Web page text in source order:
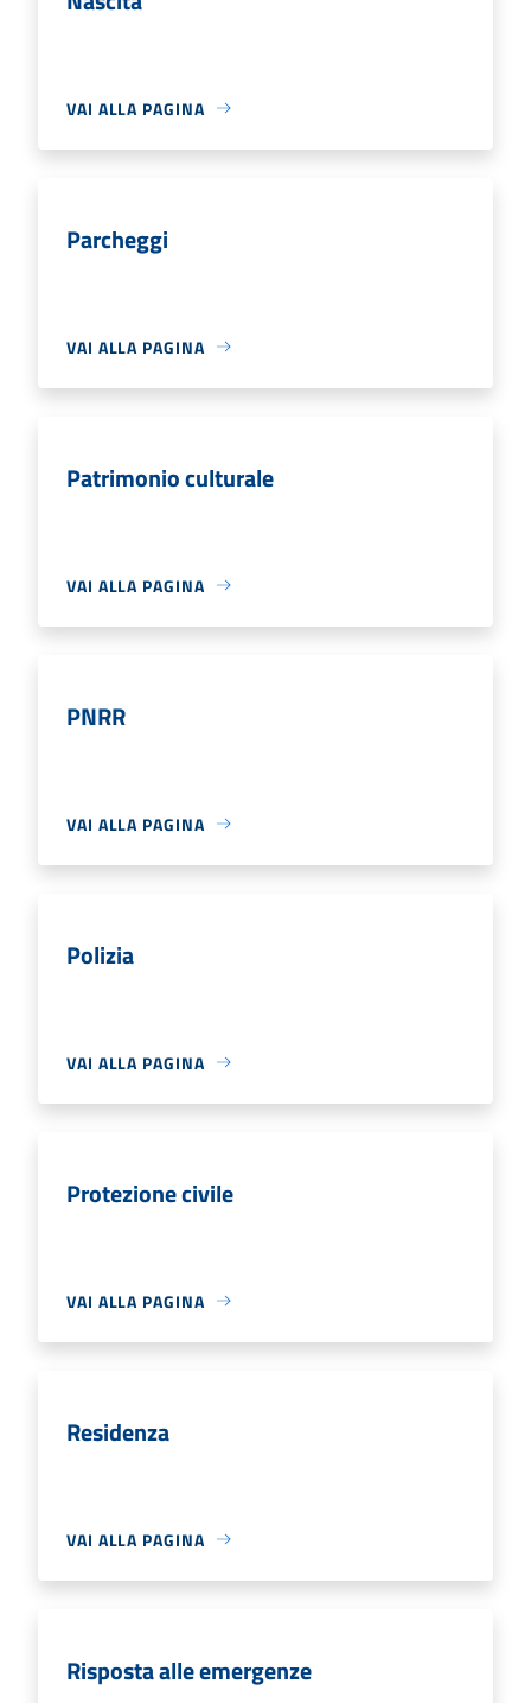
VAI ALLA PAGINA
Parcheggi
VAI ALLA PAGINA
Patrimonio culturale
VAI ALLA PAGINA
PNRR
VAI ALLA PAGINA
Polizia
VAI ALLA PAGINA
Protezione civile
VAI ALLA PAGINA
Residenza
VAI ALLA PAGINA
Risposta alle emergenze